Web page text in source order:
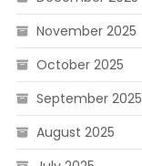
November 2025
October 2025
September 2025
August 2025